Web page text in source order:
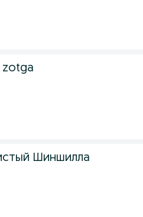
zotga
Шиншилла